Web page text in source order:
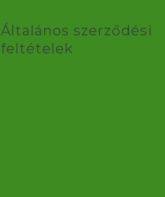
Általános szerződési
feltételek